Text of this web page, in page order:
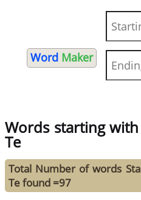
Word Maker
Words starting
Te
Total Number of words
Te found =97